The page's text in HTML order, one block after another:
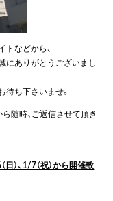
などから、
にありがとうございまし
待ち下さいませ。
随時、ご返信させて頂き
）、1/7（祝）から開催致